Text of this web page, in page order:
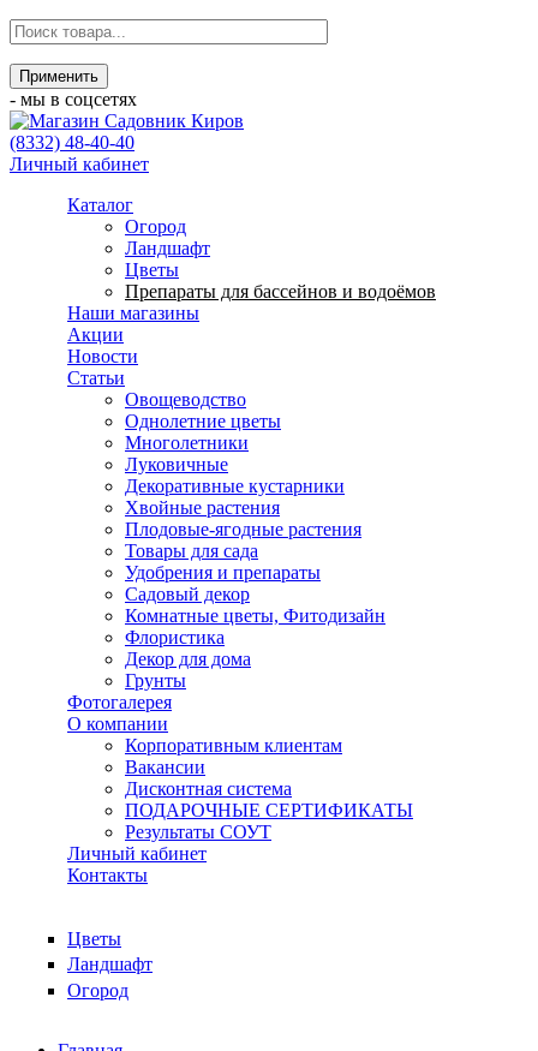
- мы в соцсетях
(8332) 48-40-40
Личный кабинет
Каталог
Огород
Ландшафт
Цветы
Препараты для бассейнов и водоёмов
Наши магазины
Акции
Новости
Статьи
Овощеводство
Однолетние цветы
Многолетники
Луковичные
Декоративные кустарники
Хвойные растения
Плодовые-ягодные растения
Товары для сада
Удобрения и препараты
Садовый декор
Комнатные цветы, Фитодизайн
Флористика
Декор для дома
Грунты
Фотогалерея
О компании
Корпоративным клиентам
Вакансии
Дисконтная система
ПОДАРОЧНЫЕ СЕРТИФИКАТЫ
Результаты СОУТ
Личный кабинет
Контакты
Цветы
Ландшафт
Огород